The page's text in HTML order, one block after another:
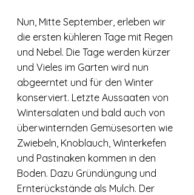
Nun, Mitte September, erleben wir
die ersten kühleren Tage mit Regen
und Nebel. Die Tage werden kürzer
und Vieles im Garten wird nun
abgeerntet und für den Winter
konserviert. Letzte Aussaaten von
Wintersalaten und bald auch von
überwinternden Gemüsesorten wie
Zwiebeln, Knoblauch, Winterkefen
und Pastinaken kommen in den
Boden. Dazu Gründüngung und
Ernterückstände als Mulch. Der